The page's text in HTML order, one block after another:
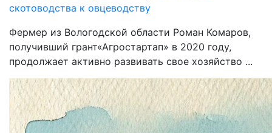
скотоводства к овцеводству
Фермер из Вологодской области Роман Комаров,
получивший грант«Агростартап» в 2020 году,
продолжает активно развивать свое хозяйство ...